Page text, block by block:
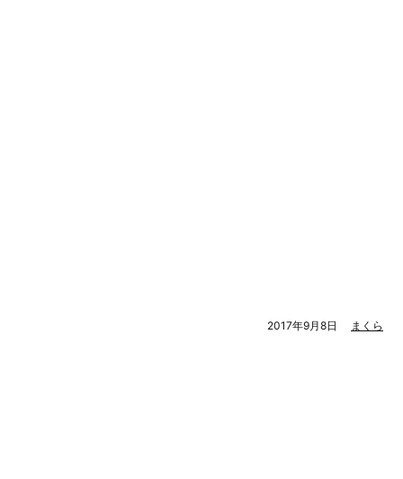
2017年9月8日 まくら